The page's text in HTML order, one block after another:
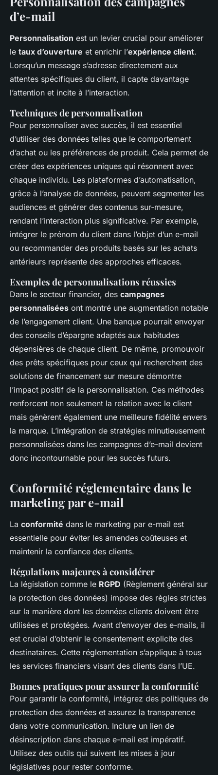
d’e-mail
Personnalisation est un levier crucial pour améliorer
le taux d’ouverture et enrichir l’expérience client.
Lorsqu’un message s’adresse directement aux
attentes spécifiques du client, il capte davantage
l’attention et incite à l’interaction.
Techniques de personnalisation
Pour personnaliser avec succès, il est essentiel
d’utiliser des données telles que le comportement
d’achat ou les préférences de produit. Cela permet de
créer des expériences uniques qui résonnent avec
chaque individu. Les plateformes d’automatisation,
grâce à l’analyse de données, peuvent segmenter les
audiences et générer des contenus sur-mesure,
rendant l’interaction plus significative. Par exemple,
intégrer le prénom du client dans l’objet d’un e-mail
ou recommander des produits basés sur les achats
antérieurs représente des approches efficaces.
Exemples de personnalisations réussies
Dans le secteur financier, des campagnes
personnalisées ont montré une augmentation notable
de l’engagement client. Une banque pourrait envoyer
des conseils d’épargne adaptés aux habitudes
dépensières de chaque client. De même, promouvoir
des prêts spécifiques pour ceux qui recherchent des
solutions de financement sur mesure démontre
l’impact positif de la personnalisation. Ces méthodes
renforcent non seulement la relation avec le client
mais génèrent également une meilleure fidélité envers
la marque. L’intégration de stratégies minutieusement
personnalisées dans les campagnes d’e-mail devient
donc incontournable pour les succès futurs.
Conformité réglementaire dans le
marketing par e-mail
La conformité dans le marketing par e-mail est
essentielle pour éviter les amendes coûteuses et
maintenir la confiance des clients.
Régulations majeures à considérer
La législation comme le RGPD (Règlement général sur
la protection des données) impose des règles strictes
sur la manière dont les données clients doivent être
utilisées et protégées. Avant d’envoyer des e-mails, il
est crucial d’obtenir le consentement explicite des
destinataires. Cette réglementation s’applique à tous
les services financiers visant des clients dans l’UE.
Bonnes pratiques pour assurer la conformité
Pour garantir la conformité, intégrez des politiques de
protection des données et assurez la transparence
dans votre communication. Inclure un lien de
désinscription dans chaque e-mail est impératif.
Utilisez des outils qui suivent les mises à jour
législatives pour rester conforme.